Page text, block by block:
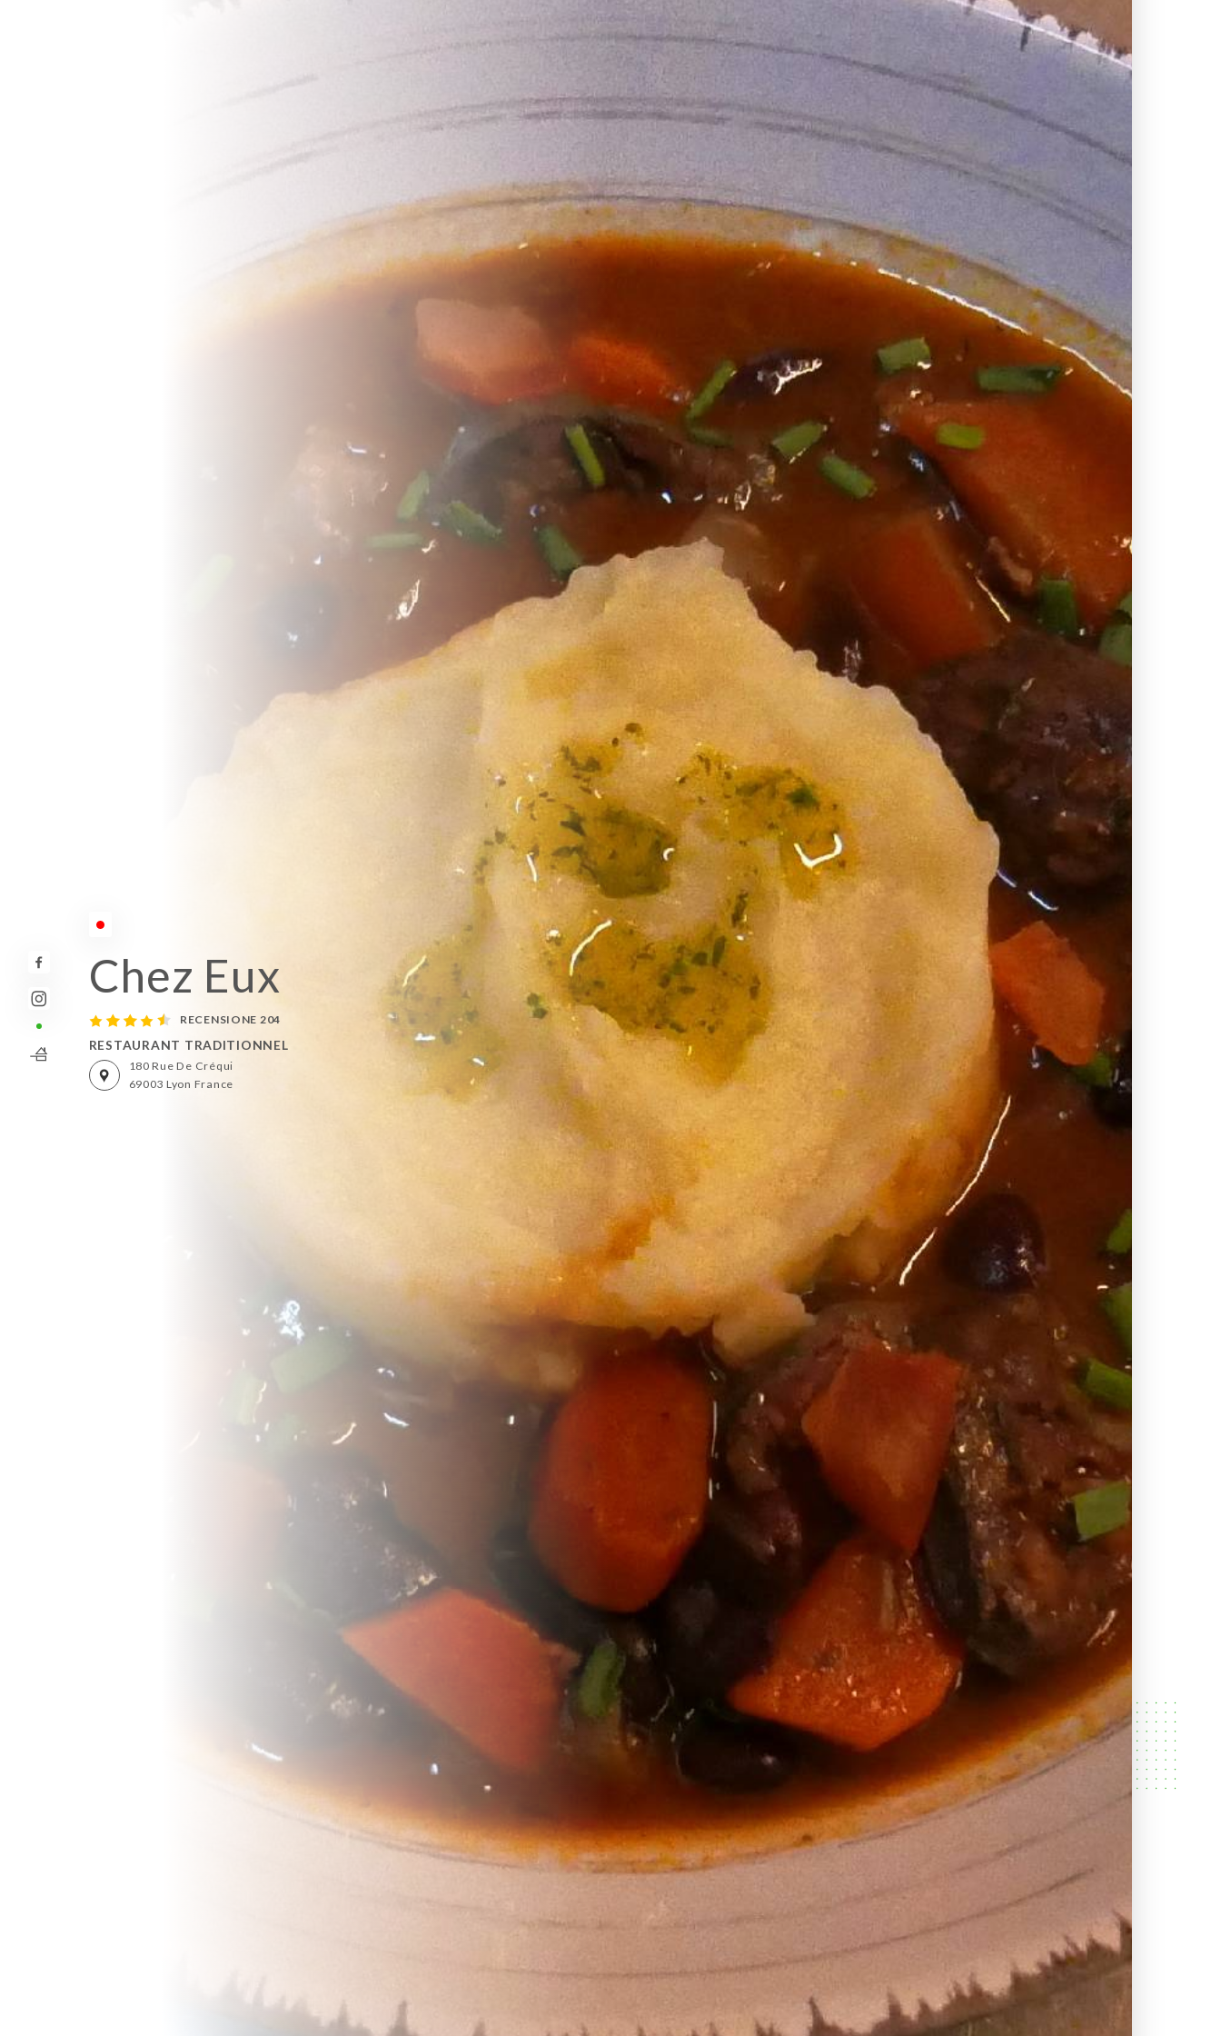
Chez Eux
RECENSIONE 204
RESTAURANT TRADITIONNEL
180 Rue De Créqui
69003 Lyon France